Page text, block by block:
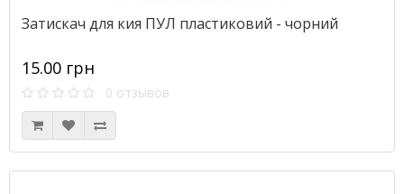
Затискач для кия ПУЛ пластиковий - чорний
15.00 грн
0 отзывов